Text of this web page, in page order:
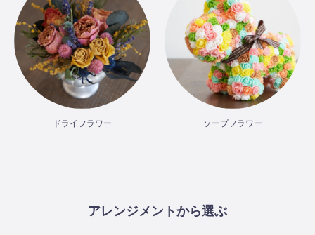
ドライフラワー ソープフラワー
アレンジメントから選ぶ